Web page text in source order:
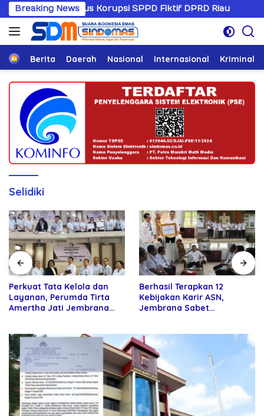
Langsung
ke
konten
Breaking News
Kasus Korupsi SPPD Fiktif DPRD Riau
HomeBerita Daerah Nasional Internasional Kriminal
Selidiki
Perkuat Tata Kelola dan
Layanan, Perumda Tirta
Amertha Jati Jembrana
Berhasil Terapkan 12
Kebijakan Karir ASN,
Jembrana Sabet